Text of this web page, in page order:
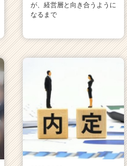
が、経営層と向き合うように
なるまで